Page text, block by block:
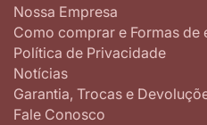
Nossa Empresa
Como comprar e Formas de
Política de Privacidade
Notícias
Garantia, Trocas e
Fale Conosco